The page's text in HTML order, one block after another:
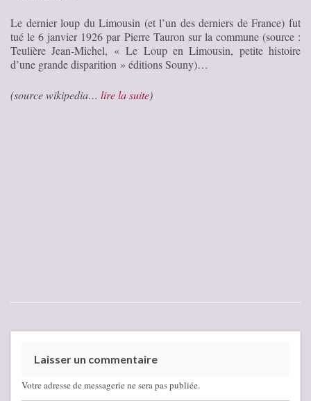
Le dernier loup du Limousin (et l’un des derniers de France) fut
tué le 6 janvier 1926 par Pierre Tauron sur la commune (source :
Teulière Jean-Michel, « Le Loup en Limousin, petite histoire
d’une grande disparition » éditions Souny)…
(source wikipedia… lire la suite)
Laisser un commentaire
Votre adresse de messagerie ne sera pas publiée.